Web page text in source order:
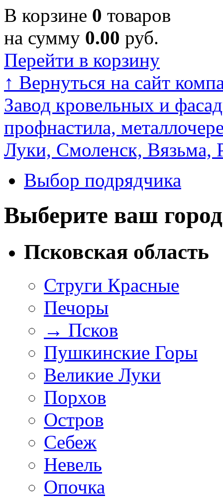
В корзине 0 товаров
на сумму 0.00 руб.
Перейти в корзину
↑ Вернуться на сайт
Завод кровельных и
профнастила,
Луки, Смоленск, Вязьма,
Выбор подрядчика
Выберите ваш город
Псковская область
Струги Красные
Печоры
→ Псков
Пушкинские Горы
Великие Луки
Порхов
Остров
Себеж
Невель
Опочка